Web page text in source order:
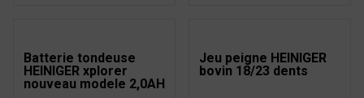
Batterie tondeuse
HEINIGER xplorer
nouveau modele 2,0AH
Jeu peigne HEINIGER
bovin 18/23 dents